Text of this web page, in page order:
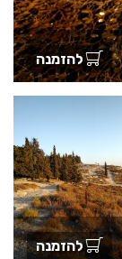
להזמנה
להזמנה